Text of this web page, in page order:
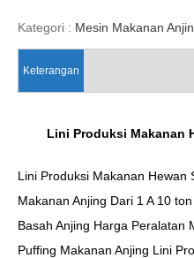
Kategori : Mesin Makanan
Keterangan
Lini Produksi Makanan
Lini Produksi Makanan Hewan
Makanan Anjing Dari 1 A 10
Basah Anjing Harga Peralatan
Puffing Makanan Anjing Lini